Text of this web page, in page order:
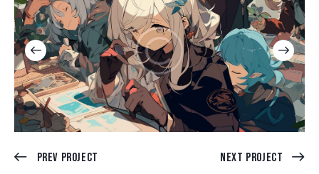
Prev Project Next Project